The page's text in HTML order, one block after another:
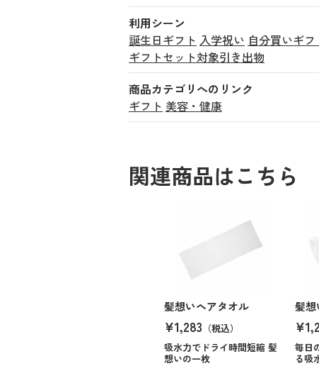
利用シーン
誕生日ギフト 入学祝い 自分買いギフ
ギフトセット対象引き出物
商品カテゴリへのリンク
ギフト 美容・健康
関連商品はこちら
髪想いヘアタオル
¥1,283 （税込）
吸水力でドライ時間短縮 髪
想いの一枚
髪想
毎日
る吸